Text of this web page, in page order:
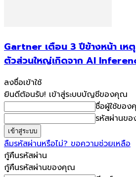
Gartner เตือน 3 ปีข้างหน้า เหตุ
ตัวส่วนใหญ่เกิดจาก AI
ลงชื่อเข้าใช้
ยินดีต้อนรับ! เข้าสู่ระบบบัญชีของคุณ
ชื่อผู้ใช้ขอ
รหัสผ่านข
ลืมรหัสผ่านหรือไม่? ขอความช่วยเหลือ
กู้คืนรหัสผ่าน
กู้คืนรหัสผ่านของคุณ